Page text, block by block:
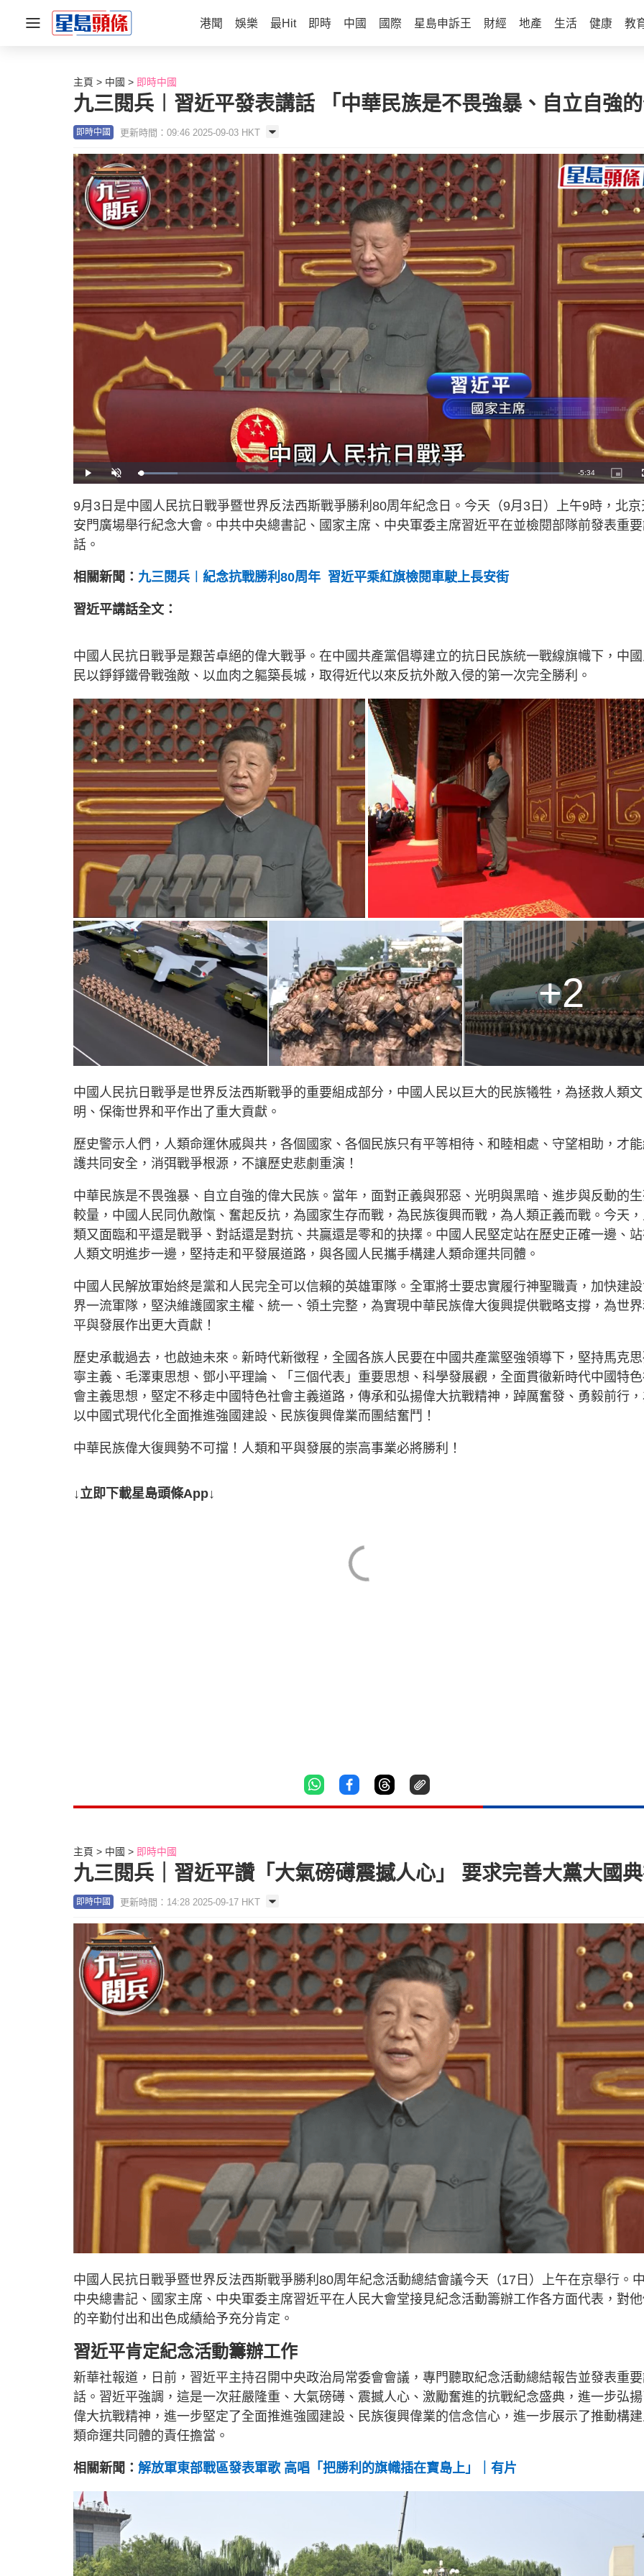
港聞 娛樂 最Hit 即時 中國 國際 星島申訴王 財經 地產 生活 健康 教
主頁 中國 即時中國
九三閱兵︱習近平發表講話 「中華民族是不畏強暴、自立自強
即時中國 更新時間：09:46 2025-09-03 HKT
P
l
U
n
t
e
L
o
e
d
:
9
.
R
m
e
-5:34
P
i
u
r
e
-
9月3日是中國人民抗日戰爭暨世界反法西斯戰爭勝利80周年紀念日。今天（9月3日）上午9時，北京
安門廣場舉行紀念大會。中共中央總書記、國家主席、中央軍委主席習近平在並檢閱部隊前發表重
話。
相關新聞： 九三閱兵︱紀念抗戰勝利80周年 習近平乘紅旗檢閱車駛上長安街
習近平講話全文：
中國人民抗日戰爭是艱苦卓絕的偉大戰爭。在中國共產黨倡導建立的抗日民族統一戰線旗幟下，中
民以錚錚鐵骨戰強敵、以血肉之軀築長城，取得近代以來反抗外敵入侵的第一次完全勝利。
+2
中國人民抗日戰爭是世界反法西斯戰爭的重要組成部分，中國人民以巨大的民族犧牲，為拯救人類文
明、保衛世界和平作出了重大貢獻。
歷史警示人們，人類命運休戚與共，各個國家、各個民族只有平等相待、和睦相處、守望相助，才
護共同安全，消弭戰爭根源，不讓歷史悲劇重演！
中華民族是不畏強暴、自立自強的偉大民族。當年，面對正義與邪惡、光明與黑暗、進步與反動的
較量，中國人民同仇敵愾、奮起反抗，為國家生存而戰，為民族復興而戰，為人類正義而戰。今天
類又面臨和平還是戰爭、對話還是對抗、共贏還是零和的抉擇。中國人民堅定站在歷史正確一邊、
人類文明進步一邊，堅持走和平發展道路，與各國人民攜手構建人類命運共同體。
中國人民解放軍始終是黨和人民完全可以信賴的英雄軍隊。全軍將士要忠實履行神聖職責，加快建
界一流軍隊，堅決維護國家主權、統一、領土完整，為實現中華民族偉大復興提供戰略支撐，為世
平與發展作出更大貢獻！
歷史承載過去，也啟迪未來。新時代新徵程，全國各族人民要在中國共產黨堅強領導下，堅持馬克
寧主義、毛澤東思想、鄧小平理論、「三個代表」重要思想、科學發展觀，全面貫徹新時代中國特
會主義思想，堅定不移走中國特色社會主義道路，傳承和弘揚偉大抗戰精神，踔厲奮發、勇毅前行
以中國式現代化全面推進強國建設、民族復興偉業而團結奮鬥！
中華民族偉大復興勢不可擋！人類和平與發展的崇高事業必將勝利！
↓立即下載星島頭條App↓
主頁 中國 即時中國
九三閱兵｜習近平讚「大氣磅礡震撼人心」 要求完善大黨大國
即時中國 更新時間：14:28 2025-09-17 HKT
中國人民抗日戰爭暨世界反法西斯戰爭勝利80周年紀念活動總結會議今天（17日）上午在京舉行。
中央總書記、國家主席、中央軍委主席習近平在人民大會堂接見紀念活動籌辦工作各方面代表，對
的辛勤付出和出色成績給予充分肯定。
習近平肯定紀念活動籌辦工作
新華社報道，日前，習近平主持召開中央政治局常委會會議，專門聽取紀念活動總結報告並發表重
話。習近平強調，這是一次莊嚴隆重、大氣磅礡、震撼人心、激勵奮進的抗戰紀念盛典，進一步弘
偉大抗戰精神，進一步堅定了全面推進強國建設、民族復興偉業的信念信心，進一步展示了推動構
類命運共同體的責任擔當。
相關新聞： 解放軍東部戰區發表軍歌 高唱「把勝利的旗幟插在寶島上」｜有片